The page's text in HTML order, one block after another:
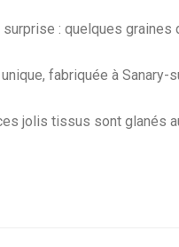
: quelques graines
fabriquée à Sanary-
jolis tissus sont glanés